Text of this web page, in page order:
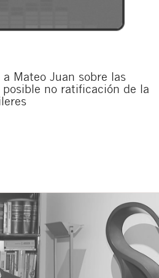
Mateo Juan sobre las
no ratificación de la